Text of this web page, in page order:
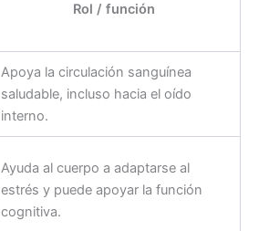
Rol / función
Apoya la circulación sanguínea
saludable, incluso hacia el oído
interno.
Ayuda al cuerpo a adaptarse al
estrés y puede apoyar la función
cognitiva.